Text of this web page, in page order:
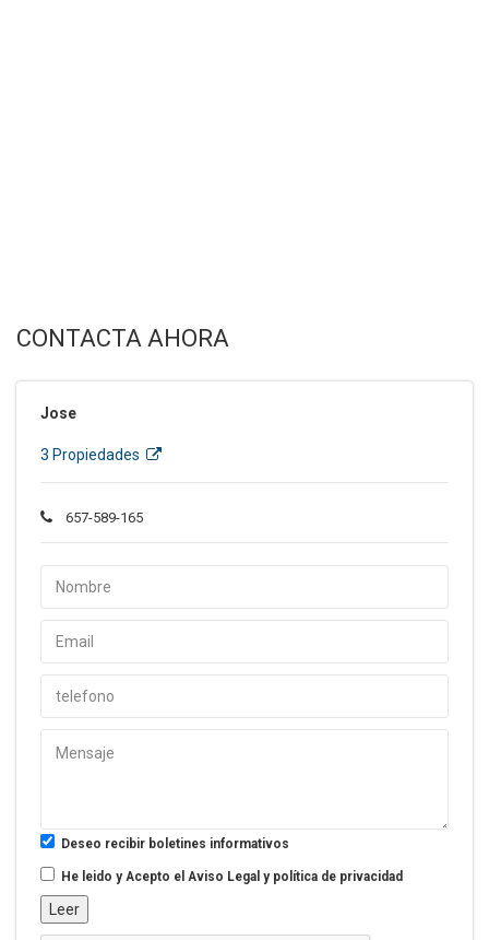
CONTACTA AHORA
Jose
3 Propiedades
657-589-165
Deseo recibir boletines informativos
He leido y Acepto el Aviso Legal y política de privacidad
Leer